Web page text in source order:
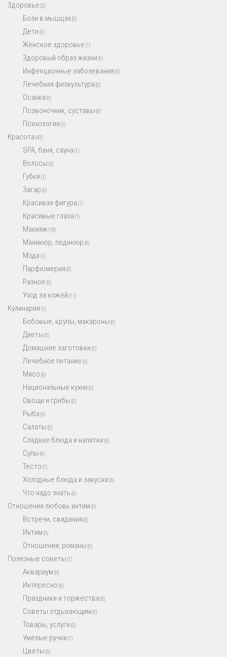
Здоровье (2)
Боли в мышцах(0)
Дети (0)
Женское здоровье (1)
Здоровый образ жизни (0)
Инфекционные заболевания (0)
Лечебная физкультура (0)
Осанка (0)
Позвоночник, суставы (0)
Психология (1)
Красота (42)
SPA, баня, сауна (1)
Волосы (3)
Губки (1)
Загар (0)
Красивая фигура (1)
Красивые глаза (1)
Макияж (18)
Маникюр, педикюр (8)
Мода (1)
Парфюмерия (0)
Разное (0)
Уход за кожей (11)
Кулинария (1)
Бобовые, крупы, макароны (0)
Диеты (0)
Домашние заготовки (0)
Лечебное питание (0)
Мясо (0)
Национальные кухни (0)
Овощи и грибы (0)
Рыба (0)
Салаты (0)
Сладкие блюда и напитки (0)
Супы (0)
Тесто (1)
Холодные блюда и закуски (0)
Что надо знать (0)
Отношения любовь интим (0)
Встречи, свидания (0)
Интим (0)
Отношения, романы (0)
Полезные советы (1)
Аквариум (0)
Интересно (0)
Праздники и торжества (0)
Советы отдыхающим (0)
Товары, услуги (0)
Умелые ручки (1)
Цветы (0)